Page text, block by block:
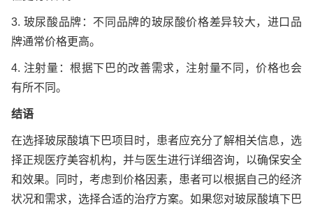
3. 玻尿酸品牌：不同品牌的玻尿酸价格差异较大，进口品
牌通常价格更高。
4. 注射量：根据下巴的改善需求，注射量不同，价格也会
有所不同。
结语
在选择玻尿酸填下巴项目时，患者应充分了解相关信息，选
择正规医疗美容机构，并与医生进行详细咨询，以确保安全
和效果。同时，考虑到价格因素，患者可以根据自己的经济
状况和需求，选择合适的治疗方案。如果您对玻尿酸填下巴